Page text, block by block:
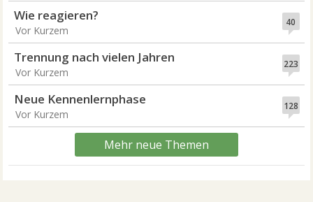
40
Wie reagieren?
Vor Kurzem
223
Trennung nach vielen Jahren
Vor Kurzem
128
Neue Kennenlernphase
Vor Kurzem
Mehr neue Themen